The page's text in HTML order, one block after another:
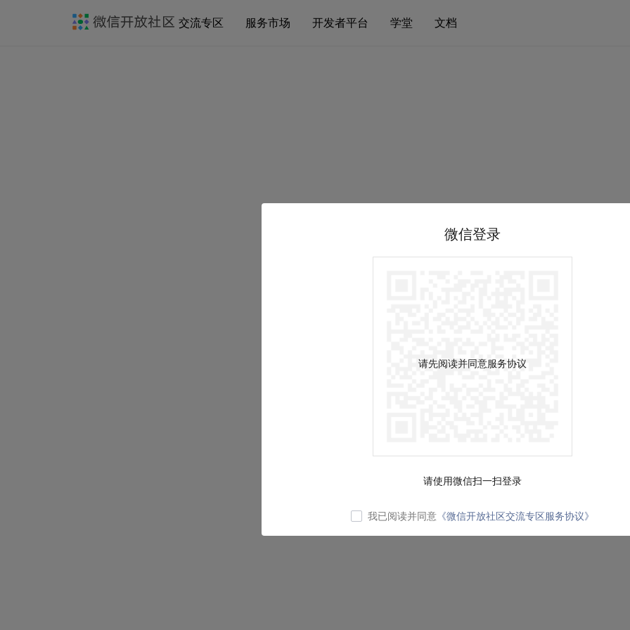
交流专区 服务市场 开发者平台 学堂 文档
微信登录
请先阅读并同意服务协议
请使用微信扫一扫登录
我已阅读并同意 《微信开放社区交流专区服务协议》